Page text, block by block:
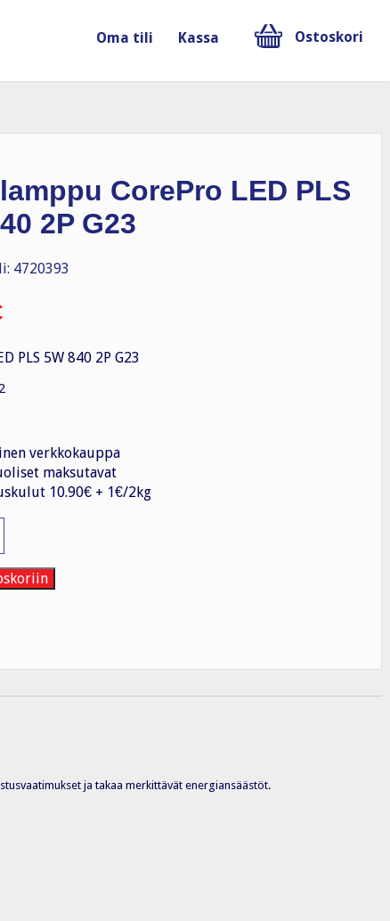
Oma tili Kassa Ostoskori
CorePro LED PLS
2P G23
4720393
PLS 5W 840 2P G23
verkkokauppa
maksutavat
10.90€ + 1€/2kg
ja takaa merkittävät energiansäästöt.